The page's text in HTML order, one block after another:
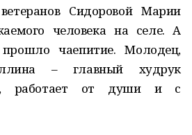
Сидоровой Марии
человека на селе. А
чаепитие. Молодец,
– главный худрук
работает от души и с